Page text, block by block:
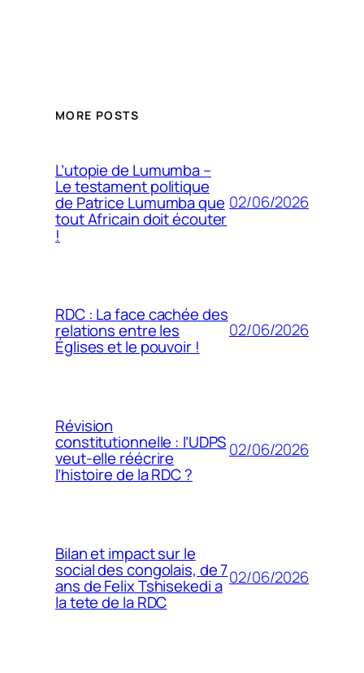
MORE POSTS
L’utopie de Lumumba –
Le testament politique
de Patrice Lumumba que
tout Africain doit écouter
!
02/06/2026
RDC : La face cachée des
relations entre les
Églises et le pouvoir !
02/06/2026
Révision
constitutionnelle : l’UDPS
veut-elle réécrire
l’histoire de la RDC ?
02/06/2026
Bilan et impact sur le
social des congolais, de 7
ans de Felix Tshisekedi a
la tete de la RDC
02/06/2026